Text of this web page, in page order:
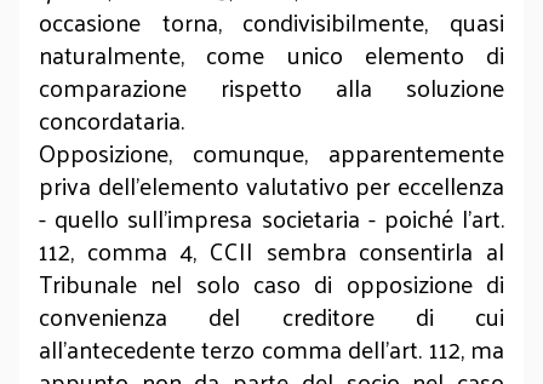
occasione torna, condivisibilmente, quasi
naturalmente, come unico elemento di
comparazione rispetto alla soluzione
concordataria.
Opposizione, comunque, apparentemente
priva dell’elemento valutativo per eccellenza
- quello sull’impresa societaria - poiché l’art.
112, comma 4, CCII sembra consentirla al
Tribunale nel solo caso di opposizione di
convenienza del creditore di cui
all’antecedente terzo comma dell’art. 112, ma